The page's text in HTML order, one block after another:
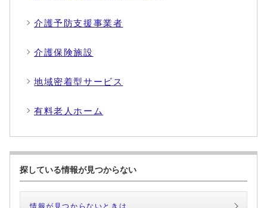
介護予防支援事業者
介護保険施設
地域密着型サービス
有料老人ホーム
探している情報が見つからない
情報が見つからないときは